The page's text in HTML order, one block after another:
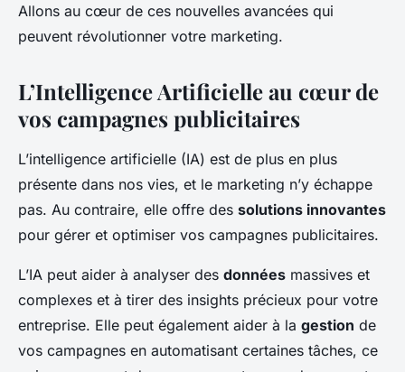
Allons au cœur de ces nouvelles avancées qui
peuvent révolutionner votre marketing.
L’Intelligence Artificielle au cœur de
vos campagnes publicitaires
L’intelligence artificielle (IA) est de plus en plus
présente dans nos vies, et le marketing n’y échappe
pas. Au contraire, elle offre des solutions innovantes
pour gérer et optimiser vos campagnes publicitaires.
L’IA peut aider à analyser des données massives et
complexes et à tirer des insights précieux pour votre
entreprise. Elle peut également aider à la gestion de
vos campagnes en automatisant certaines tâches, ce